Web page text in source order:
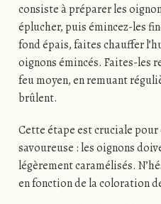
consiste à préparer les
éplucher, puis émincez-les
fond épais, faites chauffer
oignons émincés. Faites-les
feu moyen, en remuant
brûlent.
Cette étape est cruciale
savoureuse : les oignons
légèrement caramélisés.
en fonction de la coloration